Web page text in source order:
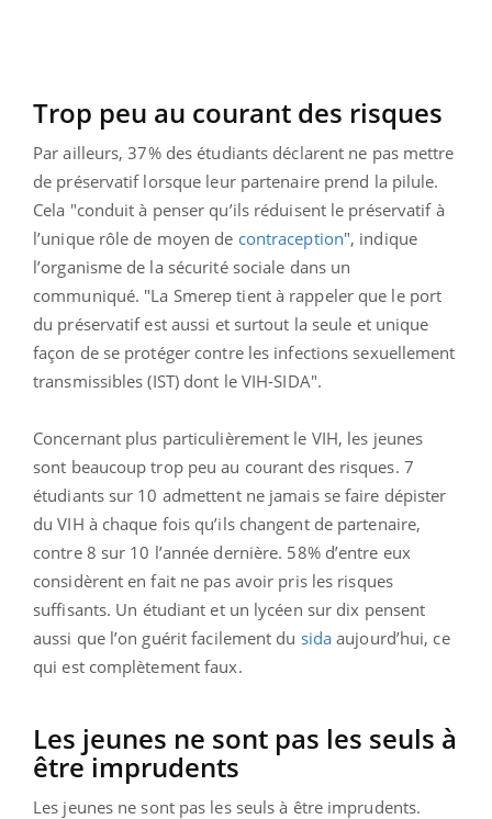
Trop peu au courant des risques
Par ailleurs, 37% des étudiants déclarent ne pas mettre
de préservatif lorsque leur partenaire prend la pilule.
Cela "conduit à penser qu’ils réduisent le préservatif à
l’unique rôle de moyen de contraception", indique
l’organisme de la sécurité sociale dans un
communiqué. "La Smerep tient à rappeler que le port
du préservatif est aussi et surtout la seule et unique
façon de se protéger contre les infections sexuellement
transmissibles (IST) dont le VIH-SIDA".
Concernant plus particulièrement le VIH, les jeunes
sont beaucoup trop peu au courant des risques. 7
étudiants sur 10 admettent ne jamais se faire dépister
du VIH à chaque fois qu’ils changent de partenaire,
contre 8 sur 10 l’année dernière. 58% d’entre eux
considèrent en fait ne pas avoir pris les risques
suffisants. Un étudiant et un lycéen sur dix pensent
aussi que l’on guérit facilement du sida aujourd’hui, ce
qui est complètement faux.
Les jeunes ne sont pas les seuls à
être imprudents
Les jeunes ne sont pas les seuls à être imprudents.